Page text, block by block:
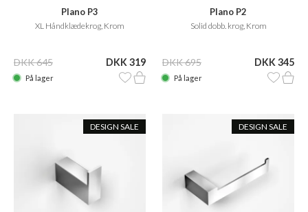
Plano P3
XL Håndklædekrog, Krom
DKK 645 DKK 319
På lager
Plano P2
Solid dobb. krog, Krom
DKK 695 DKK 345
På lager
DESIGN SALE DESIGN SALE